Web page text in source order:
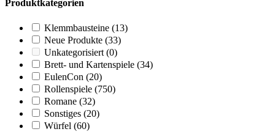
Produktkategorien
Klemmbausteine (13)
Neue Produkte (33)
Unkategorisiert (0)
Brett- und Kartenspiele (34)
EulenCon (20)
Rollenspiele (750)
Romane (32)
Sonstiges (20)
Würfel (60)